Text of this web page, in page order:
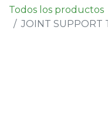
Todos los productos
JOINT SUPPORT